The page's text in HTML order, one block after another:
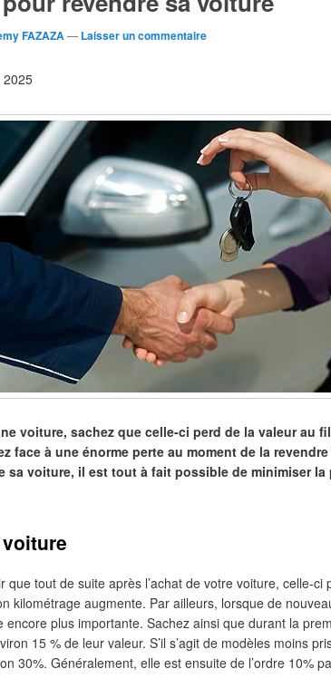
FAZAZA — Laisser un commentaire
2025
voiture, sachez que celle-ci perd de la valeur au
face à une énorme perte au moment de la
sa voiture, il est tout à fait possible de minimiser la
que tout de suite après l’achat de votre voiture, celle-
kilométrage augmente. Par ailleurs, lorsque de
encore plus importante. Sachez ainsi que durant la
15 % de leur valeur. S’il s’agit de modèles moins
30%. Généralement, elle est ensuite de l’ordre 10%